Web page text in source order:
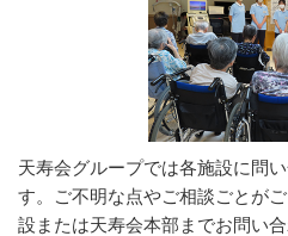
天寿会グループでは各施設に問
す。ご不明な点やご相談ごとが
設または天寿会本部までお問い合